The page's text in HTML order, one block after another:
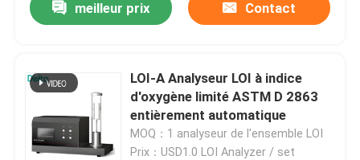
meilleur prix Contact
LOI-A Analyseur LOI à indice
d'oxygène limité ASTM D 2863
entièrement automatique
MOQ：1 analyseur de l'ensemble LOI
Prix：USD1.0 LOI Analyzer / set